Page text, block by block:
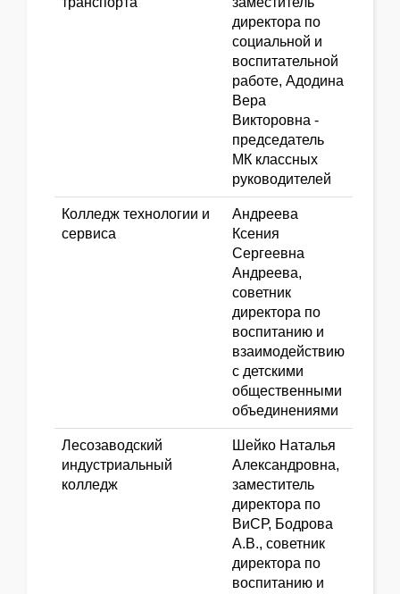
директора по
социальной и
воспитательной
работе, Адодина
Вера
Викторовна -
председатель
МК классных
руководителей
Колледж технологии и
сервиса
Андреева
Ксения
Сергеевна
Андреева,
советник
директора по
воспитанию и
взаимодействию
с детскими
общественными
объединениями
Лесозаводский
индустриальный
колледж
Шейко Наталья
Александровна,
заместитель
директора по
ВиСР, Бодрова
А.В., советник
директора по
воспитанию и